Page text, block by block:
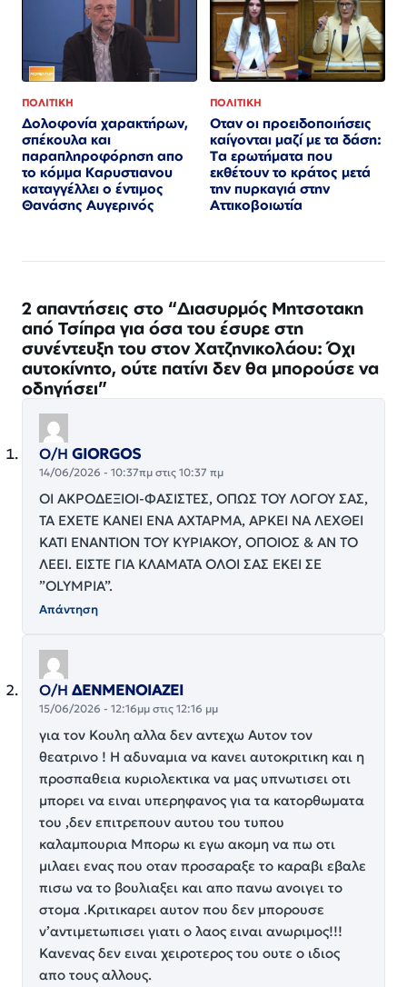
ΠΟΛΙΤΙΚΗ
Δολοφονία χαρακτήρων,
σπέκουλα και
παραπληροφόρηση απο
το κόμμα Καρυστιανου
καταγγέλλει ο έντιμος
Θανάσης Αυγερινός
ΠΟΛΙΤΙΚΗ
Οταν οι προειδοποιήσεις
καίγονται μαζί με τα δάση:
Τα ερωτήματα που
εκθέτουν το κράτος μετά
την πυρκαγιά στην
Αττικοβοιωτία
2 απαντήσεις στο “Διασυρμός Μητσοτακη
από Τσίπρα για όσα του έσυρε στη
συνέντευξη του στον Χατζηνικολάου: Όχι
αυτοκίνητο, ούτε πατίνι δεν θα μπορούσε να
οδηγήσει”
Ο/Η GIORGOS
14/06/2026 - 10:37πμ στις 10:37 πμ
ΟΙ ΑΚΡΟΔΕΞΙΟΙ-ΦΑΣΙΣΤΕΣ, ΟΠΩΣ ΤΟΥ ΛΟΓΟΥ ΣΑΣ,
ΤΑ ΕΧΕΤΕ ΚΑΝΕΙ ΕΝΑ ΑΧΤΑΡΜΑ, ΑΡΚΕΙ ΝΑ ΛΕΧΘΕΙ
ΚΑΤΙ ΕΝΑΝΤΙΟΝ ΤΟΥ ΚΥΡΙΑΚΟΥ, ΟΠΟΙΟΣ & ΑΝ ΤΟ
ΛΕΕΙ. ΕΙΣΤΕ ΓΙΑ ΚΛΑΜΑΤΑ ΟΛΟΙ ΣΑΣ ΕΚΕΙ ΣΕ
”OLYMPIA”.
Απάντηση
Ο/Η ΔΕΝΜΕΝΟΙΑΖΕΙ
15/06/2026 - 12:16μμ στις 12:16 μμ
για τον Κουλη αλλα δεν αντεχω Αυτον τον
θεατρινο ! Η αδυναμια να κανει αυτοκριτικη και η
προσπαθεια κυριολεκτικα να μας υπνωτισει οτι
μπορει να ειναι υπερηφανος για τα κατορθωματα
του ,δεν επιτρεπουν αυτου του τυπου
καλαμπουρια Μπορω κι εγω ακομη να πω οτι
μιλαει ενας που οταν προσαραξε το καραβι εβαλε
πισω να το βουλιαξει και απο πανω ανοιγει το
στομα .Κριτικαρει αυτον που δεν μπορουσε
ν’αντιμετωπισει γιατι ο λαος ειναι ανωριμος!!!
Κανενας δεν ειναι χειροτερος του ουτε ο ιδιος
απο τους αλλους.